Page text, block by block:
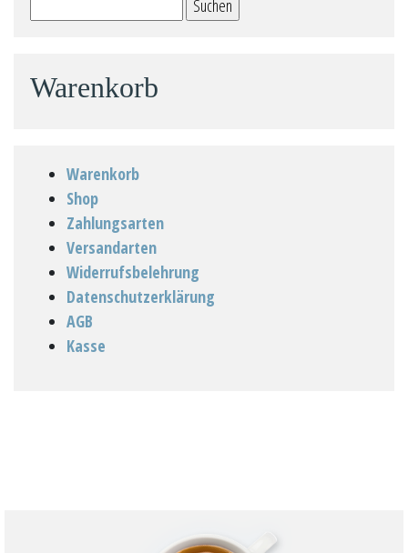
nach:
Warenkorb
Warenkorb
Shop
Zahlungsarten
Versandarten
Widerrufsbelehrung
Datenschutzerklärung
AGB
Kasse